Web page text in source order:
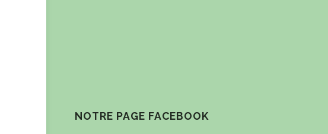
NOTRE PAGE FACEBOOK